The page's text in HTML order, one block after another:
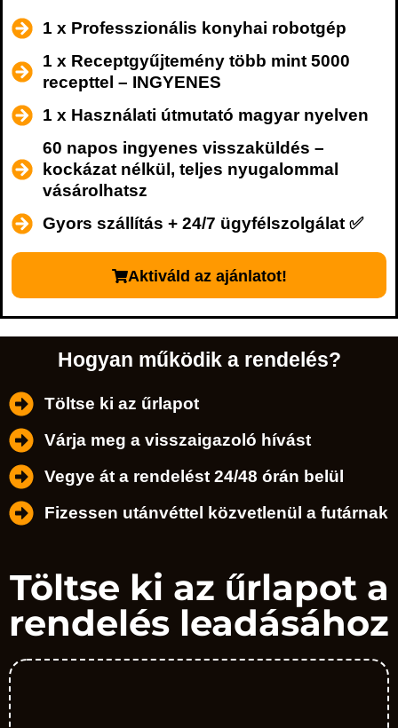
1 x Professzionális konyhai robotgép
1 x Receptgyűjtemény több mint 5000
recepttel – INGYENES
1 x Használati útmutató magyar nyelven
60 napos ingyenes visszaküldés –
kockázat nélkül, teljes nyugalommal
vásárolhatsz
Gyors szállítás + 24/7 ügyfélszolgálat ✅
Aktiváld az ajánlatot!
Hogyan működik a rendelés?
Töltse ki az űrlapot
Várja meg a visszaigazoló hívást
Vegye át a rendelést 24/48 órán belül
Fizessen utánvéttel közvetlenül a futárnak
Töltse ki az űrlapot a
rendelés leadásához